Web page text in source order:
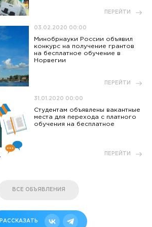
ПЕРЕЙТИ
03.02.2020 00:00
Минобрнауки России объявил
конкурс на получение грантов
на бесплатное обучение в
Норвегии
ПЕРЕЙТИ
31.01.2020 00:00
Студентам объявлены вакантные
места для перехода с платного
обучения на бесплатное
ПЕРЕЙТИ
ВСЕ ОБЪЯВЛЕНИЯ
РАССКАЗАТЬ